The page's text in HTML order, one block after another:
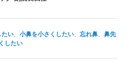
たい 、小鼻を小さくしたい 、忘れ鼻 、鼻先
したい